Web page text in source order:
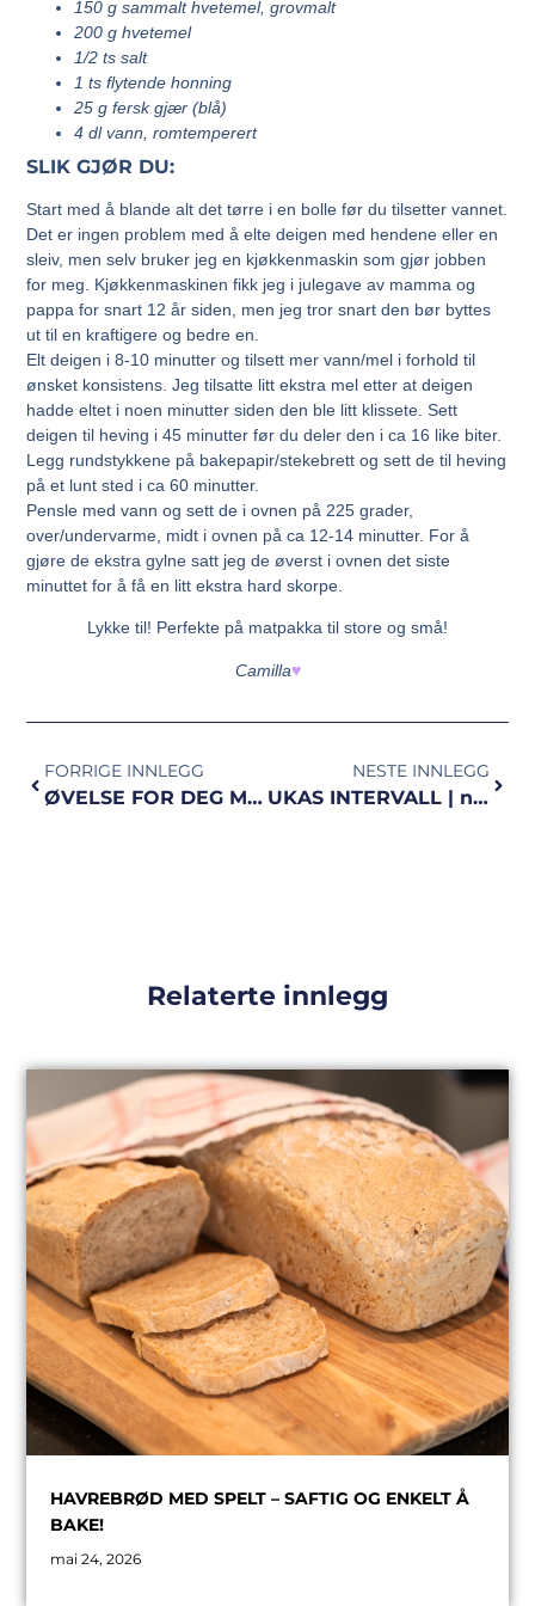
150 g sammalt hvetemel, grovmalt
200 g hvetemel
1/2 ts salt
1 ts flytende honning
25 g fersk gjær (blå)
4 dl vann, romtemperert
SLIK GJØR DU:
Start med å blande alt det tørre i en bolle før du tilsetter vannet.
Det er ingen problem med å elte deigen med hendene eller en
sleiv, men selv bruker jeg en kjøkkenmaskin som gjør jobben
for meg. Kjøkkenmaskinen fikk jeg i julegave av mamma og
pappa for snart 12 år siden, men jeg tror snart den bør byttes
ut til en kraftigere og bedre en.
Elt deigen i 8-10 minutter og tilsett mer vann/mel i forhold til
ønsket konsistens. Jeg tilsatte litt ekstra mel etter at deigen
hadde eltet i noen minutter siden den ble litt klissete. Sett
deigen til heving i 45 minutter før du deler den i ca 16 like biter.
Legg rundstykkene på bakepapir/stekebrett og sett de til heving
på et lunt sted i ca 60 minutter.
Pensle med vann og sett de i ovnen på 225 grader,
over/undervarme, midt i ovnen på ca 12-14 minutter. For å
gjøre de ekstra gylne satt jeg de øverst i ovnen det siste
minuttet for å få en litt ekstra hard skorpe.
Lykke til! Perfekte på matpakka til store og små!
Camilla♥
FORRIGE INNLEGG
ØVELSE FOR DEG MED STIV RYGG OG NAKKE | video
NESTE INNLEGG
UKAS INTERVALL | ny variant av 4×5 min
Relaterte innlegg
HAVREBRØD MED SPELT – SAFTIG OG ENKELT Å
BAKE!
mai 24, 2026